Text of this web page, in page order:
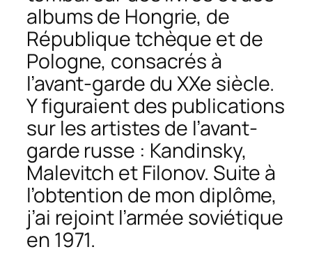
albums de Hongrie, de
République tchèque et de
Pologne, consacrés à
l’avant-garde du XXe siècle.
Y figuraient des publications
sur les artistes de l’avant-
garde russe : Kandinsky,
Malevitch et Filonov. Suite à
l’obtention de mon diplôme,
j’ai rejoint l’armée soviétique
en 1971.